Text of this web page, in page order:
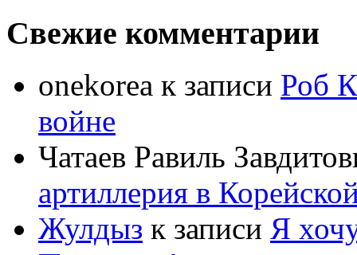
Свежие комментарии
onekorea к записи Роб
войне
Чатаев Равиль
артиллерия в
Жулдыз к записи Я